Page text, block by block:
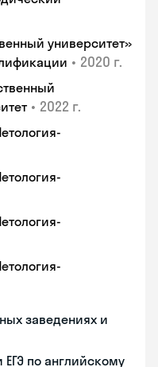
университет»
• 2020 г.
• 2022 г.
заведениях и
ЕГЭ по английскому